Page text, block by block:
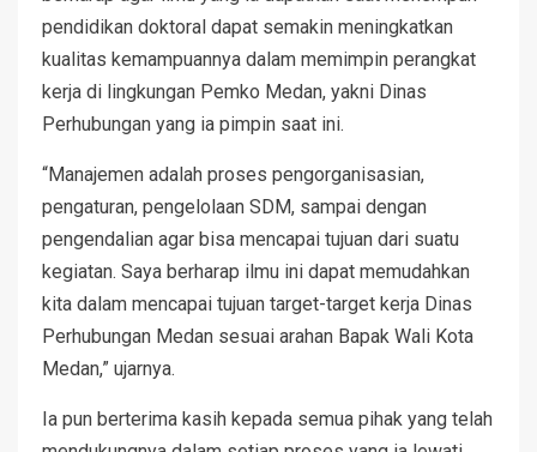
pendidikan doktoral dapat semakin meningkatkan
kualitas kemampuannya dalam memimpin perangkat
kerja di lingkungan Pemko Medan, yakni Dinas
Perhubungan yang ia pimpin saat ini.
“Manajemen adalah proses pengorganisasian,
pengaturan, pengelolaan SDM, sampai dengan
pengendalian agar bisa mencapai tujuan dari suatu
kegiatan. Saya berharap ilmu ini dapat memudahkan
kita dalam mencapai tujuan target-target kerja Dinas
Perhubungan Medan sesuai arahan Bapak Wali Kota
Medan,” ujarnya.
Ia pun berterima kasih kepada semua pihak yang telah